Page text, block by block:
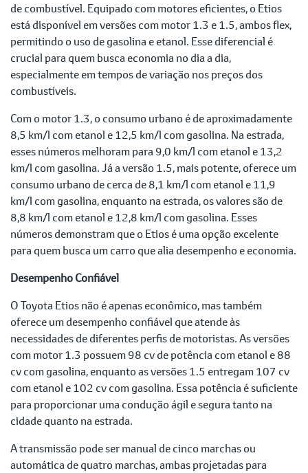
de combustível. Equipado com motores eficientes, o Etios
está disponível em versões com motor 1.3 e 1.5, ambos flex,
permitindo o uso de gasolina e etanol. Esse diferencial é
crucial para quem busca economia no dia a dia,
especialmente em tempos de variação nos preços dos
combustíveis.
Com o motor 1.3, o consumo urbano é de aproximadamente
8,5 km/l com etanol e 12,5 km/l com gasolina. Na estrada,
esses números melhoram para 9,0 km/l com etanol e 13,2
km/l com gasolina. Já a versão 1.5, mais potente, oferece um
consumo urbano de cerca de 8,1 km/l com etanol e 11,9
km/l com gasolina, enquanto na estrada, os valores são de
8,8 km/l com etanol e 12,8 km/l com gasolina. Esses
números demonstram que o Etios é uma opção excelente
para quem busca um carro que alia desempenho e economia.
Desempenho Confiável
O Toyota Etios não é apenas econômico, mas também
oferece um desempenho confiável que atende às
necessidades de diferentes perfis de motoristas. As versões
com motor 1.3 possuem 98 cv de potência com etanol e 88
cv com gasolina, enquanto as versões 1.5 entregam 107 cv
com etanol e 102 cv com gasolina. Essa potência é suficiente
para proporcionar uma condução ágil e segura tanto na
cidade quanto na estrada.
A transmissão pode ser manual de cinco marchas ou
automática de quatro marchas, ambas projetadas para